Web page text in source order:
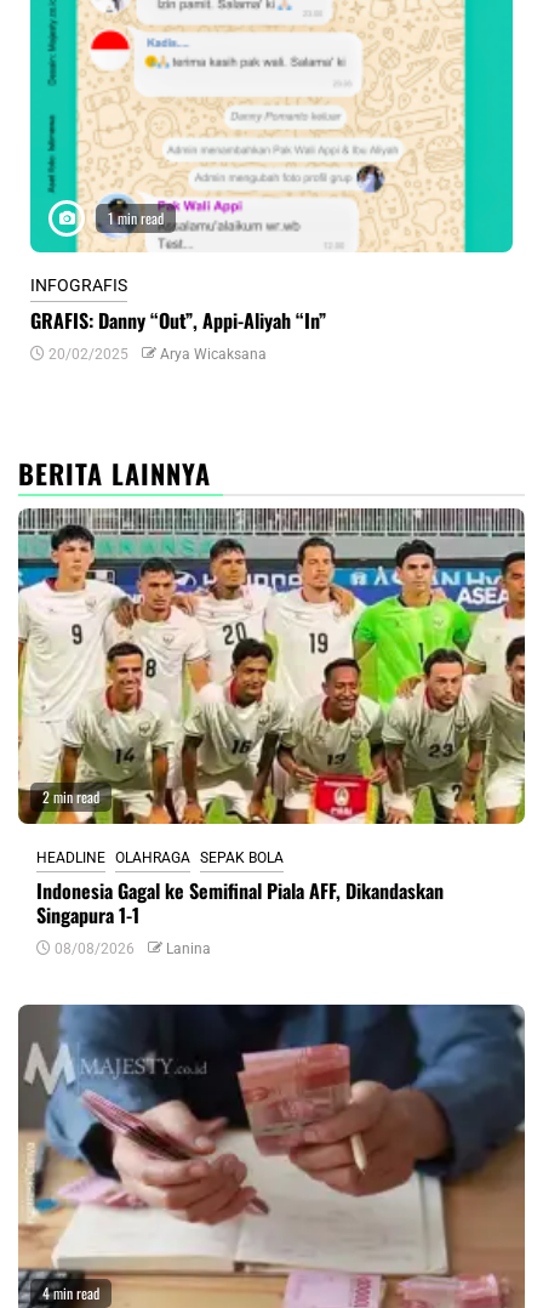
1 min read
INFOGRAFIS
GRAFIS: Danny “Out”, Appi-Aliyah “In”
20/02/2025 Arya Wicaksana
BERITA LAINNYA
2 min read
HEADLINE OLAHRAGA SEPAK BOLA
Indonesia Gagal ke Semifinal Piala AFF, Dikandaskan
Singapura 1-1
08/08/2026 Lanina
4 min read